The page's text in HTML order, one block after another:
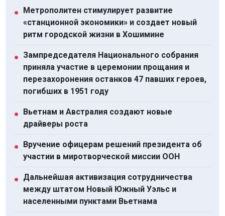
● Метрополитен стимулирует развитие
«станционной экономики» и создает новый
ритм городской жизни в Хошимине
● Зампредседателя Национального собрания
приняла участие в церемонии прощания и
перезахоронения останков 47 павших героев,
погибших в 1951 году
● Вьетнам и Австралия создают новые
драйверы роста
● Вручение офицерам решений президента об
участии в миротворческой миссии ООН
● Дальнейшая активизация сотрудничества
между штатом Новый Южный Уэльс и
населенными пунктами Вьетнама